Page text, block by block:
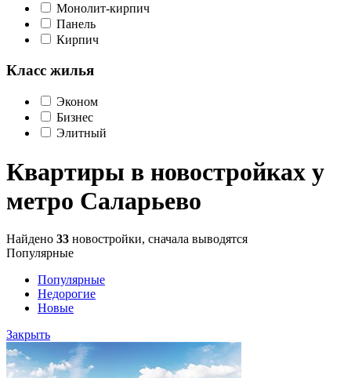
Монолит-кирпич
Панель
Кирпич
Класс жилья
Эконом
Бизнес
Элитный
Квартиры в новостройках у
метро Саларьево
Найдено 33 новостройки, сначала выводятся
Популярные
Популярные
Недорогие
Новые
Закрыть